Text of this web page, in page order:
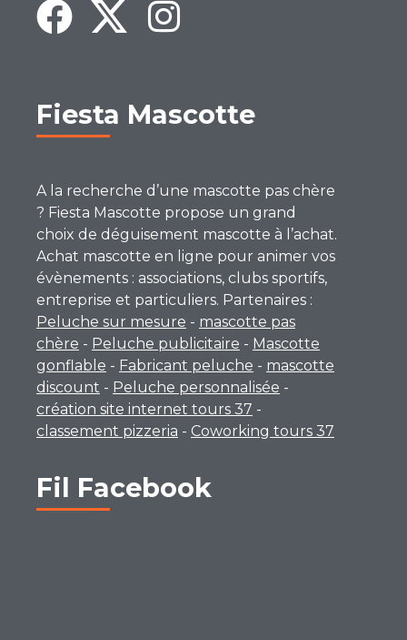
Fiesta Mascotte
A la recherche d’une mascotte pas chère
? Fiesta Mascotte propose un grand
choix de déguisement mascotte à l’achat.
Achat mascotte en ligne pour animer vos
évènements : associations, clubs sportifs,
entreprise et particuliers. Partenaires :
Peluche sur mesure - mascotte pas
chère - Peluche publicitaire - Mascotte
gonflable - Fabricant peluche - mascotte
discount - Peluche personnalisée -
création site internet tours 37 -
classement pizzeria - Coworking tours 37
Fil Facebook